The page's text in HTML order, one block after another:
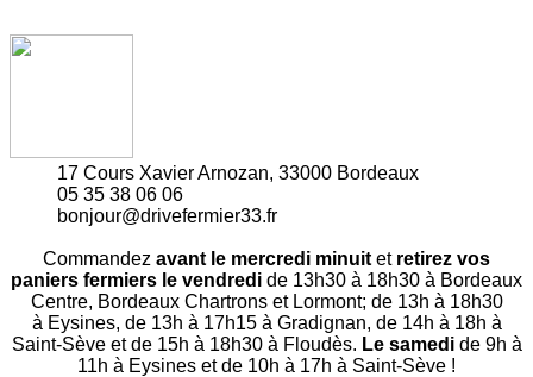
17 Cours Xavier Arnozan, 33000 Bordeaux
05 35 38 06 06
bonjour@drivefermier33.fr
Commandez avant le mercredi minuit et retirez vos
paniers fermiers le vendredi de 13h30 à 18h30 à Bordeaux
Centre, Bordeaux Chartrons et Lormont; de 13h à 18h30
à Eysines, de 13h à 17h15 à Gradignan, de 14h à 18h à
Saint-Sève et de 15h à 18h30 à Floudès. Le samedi de 9h à
11h à Eysines et de 10h à 17h à Saint-Sève !